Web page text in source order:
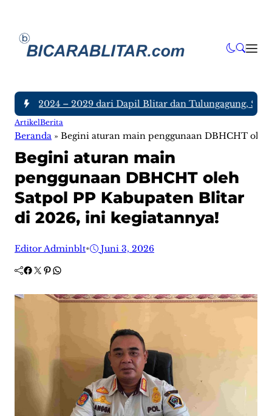
2024 – 2029 dari Dapil Blitar dan Tulungagung, Siapa
ArtikelBerita
Beranda » Begini aturan main penggunaan DBHCHT
Begini aturan main
penggunaan DBHCHT oleh
Satpol PP Kabupaten Blitar
di 2026, ini kegiatannya!
Editor Adminblt• Juni 3, 2026
Facebook Twitter Pinterest WhatsApp